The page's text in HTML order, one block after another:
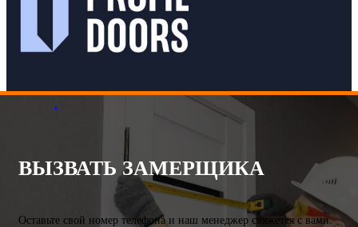
.
ВЫЗВАТЬ ЗАМЕРЩИКА
Оставьте свой номер телефона и наш менеджер свяжется с вами.